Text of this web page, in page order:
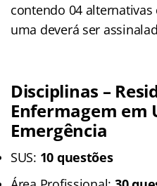
contendo 04
uma deverá ser
Disciplinas –
Enfermagem em
Emergência
SUS: 10 questões